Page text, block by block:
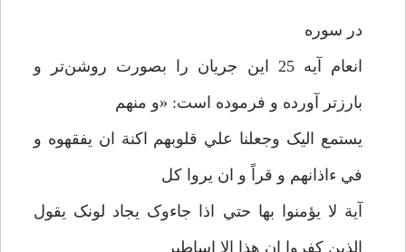
در سوره
انعام آيه 25 اين جريان را بصورت روشن‌تر و
بارزتر آورده و فرموده است: «و منهم
يستمع اليک وجعلنا علي قلوبهم اکنة ان يفقهوه و
في ءاذانهم و قراً و ان يروا کل
آية لا يؤمنوا بها حتي اذا جاءوک يجاد لونک يقول
الذين کفروا ان هذا الا اساطير